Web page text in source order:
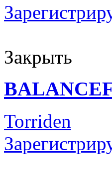
Закрыть
Torriden